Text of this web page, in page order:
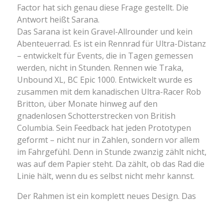
Factor hat sich genau diese Frage gestellt. Die
Antwort heißt Sarana.
Das Sarana ist kein Gravel-Allrounder und kein
Abenteuerrad. Es ist ein Rennrad für Ultra-Distanz
– entwickelt für Events, die in Tagen gemessen
werden, nicht in Stunden. Rennen wie Traka,
Unbound XL, BC Epic 1000. Entwickelt wurde es
zusammen mit dem kanadischen Ultra-Racer Rob
Britton, über Monate hinweg auf den
gnadenlosen Schotterstrecken von British
Columbia. Sein Feedback hat jeden Prototypen
geformt – nicht nur in Zahlen, sondern vor allem
im Fahrgefühl. Denn in Stunde zwanzig zählt nicht,
was auf dem Papier steht. Da zählt, ob das Rad die
Linie hält, wenn du es selbst nicht mehr kannst.
Der Rahmen ist ein komplett neues Design. Das